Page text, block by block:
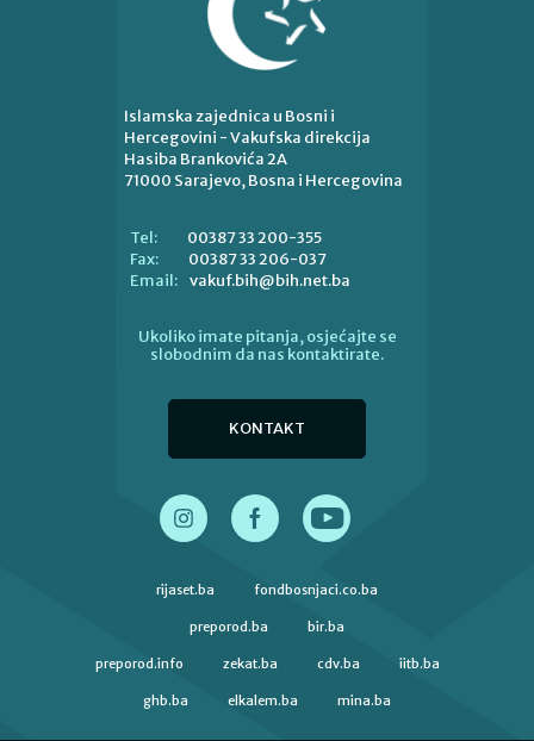
Islamska zajednica u Bosni i
Hercegovini - Vakufska direkcija
Hasiba Brankovića 2A
71000 Sarajevo, Bosna i Hercegovina
Tel:
00387 33 200-355
Fax:
00387 33 206-037
Email: vakuf.bih@bih.net.ba
Ukoliko imate pitanja, osjećajte se
slobodnim da nas kontaktirate.
KONTAKT
rijaset.ba fondbosnjaci.co.ba
preporod.ba bir.ba
preporod.info zekat.ba cdv.ba iitb.ba
ghb.ba elkalem.ba mina.ba